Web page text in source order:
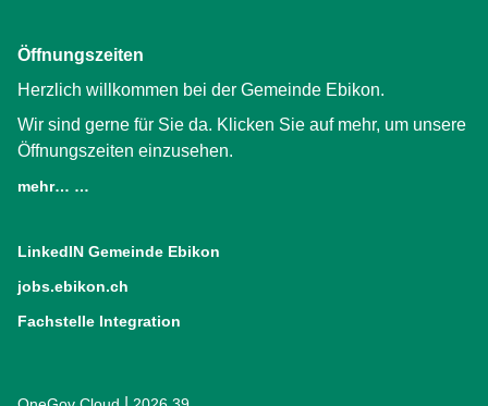
Öffnungszeiten
Herzlich willkommen bei der Gemeinde Ebikon.
Wir sind gerne für Sie da. Klicken Sie auf mehr, um unsere
Öffnungszeiten einzusehen.
mehr… …
LinkedIN Gemeinde Ebikon
jobs.ebikon.ch
Fachstelle Integration